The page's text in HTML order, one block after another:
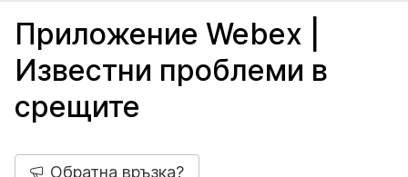
Приложение Webex |
Известни проблеми в
срещите
Обратна връзка?